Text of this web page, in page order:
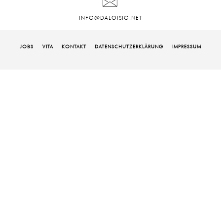
INFO@DALOISIO.NET
JOBS VITA KONTAKT DATENSCHUTZ­ERKLÄRUNG IMPRESSUM